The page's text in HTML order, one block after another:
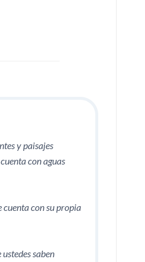
y paisajes
con aguas
cuenta con su propia
saben